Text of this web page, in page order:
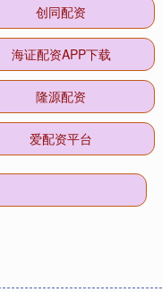
创同配资
海证配资APP下载
隆源配资
爱配资平台